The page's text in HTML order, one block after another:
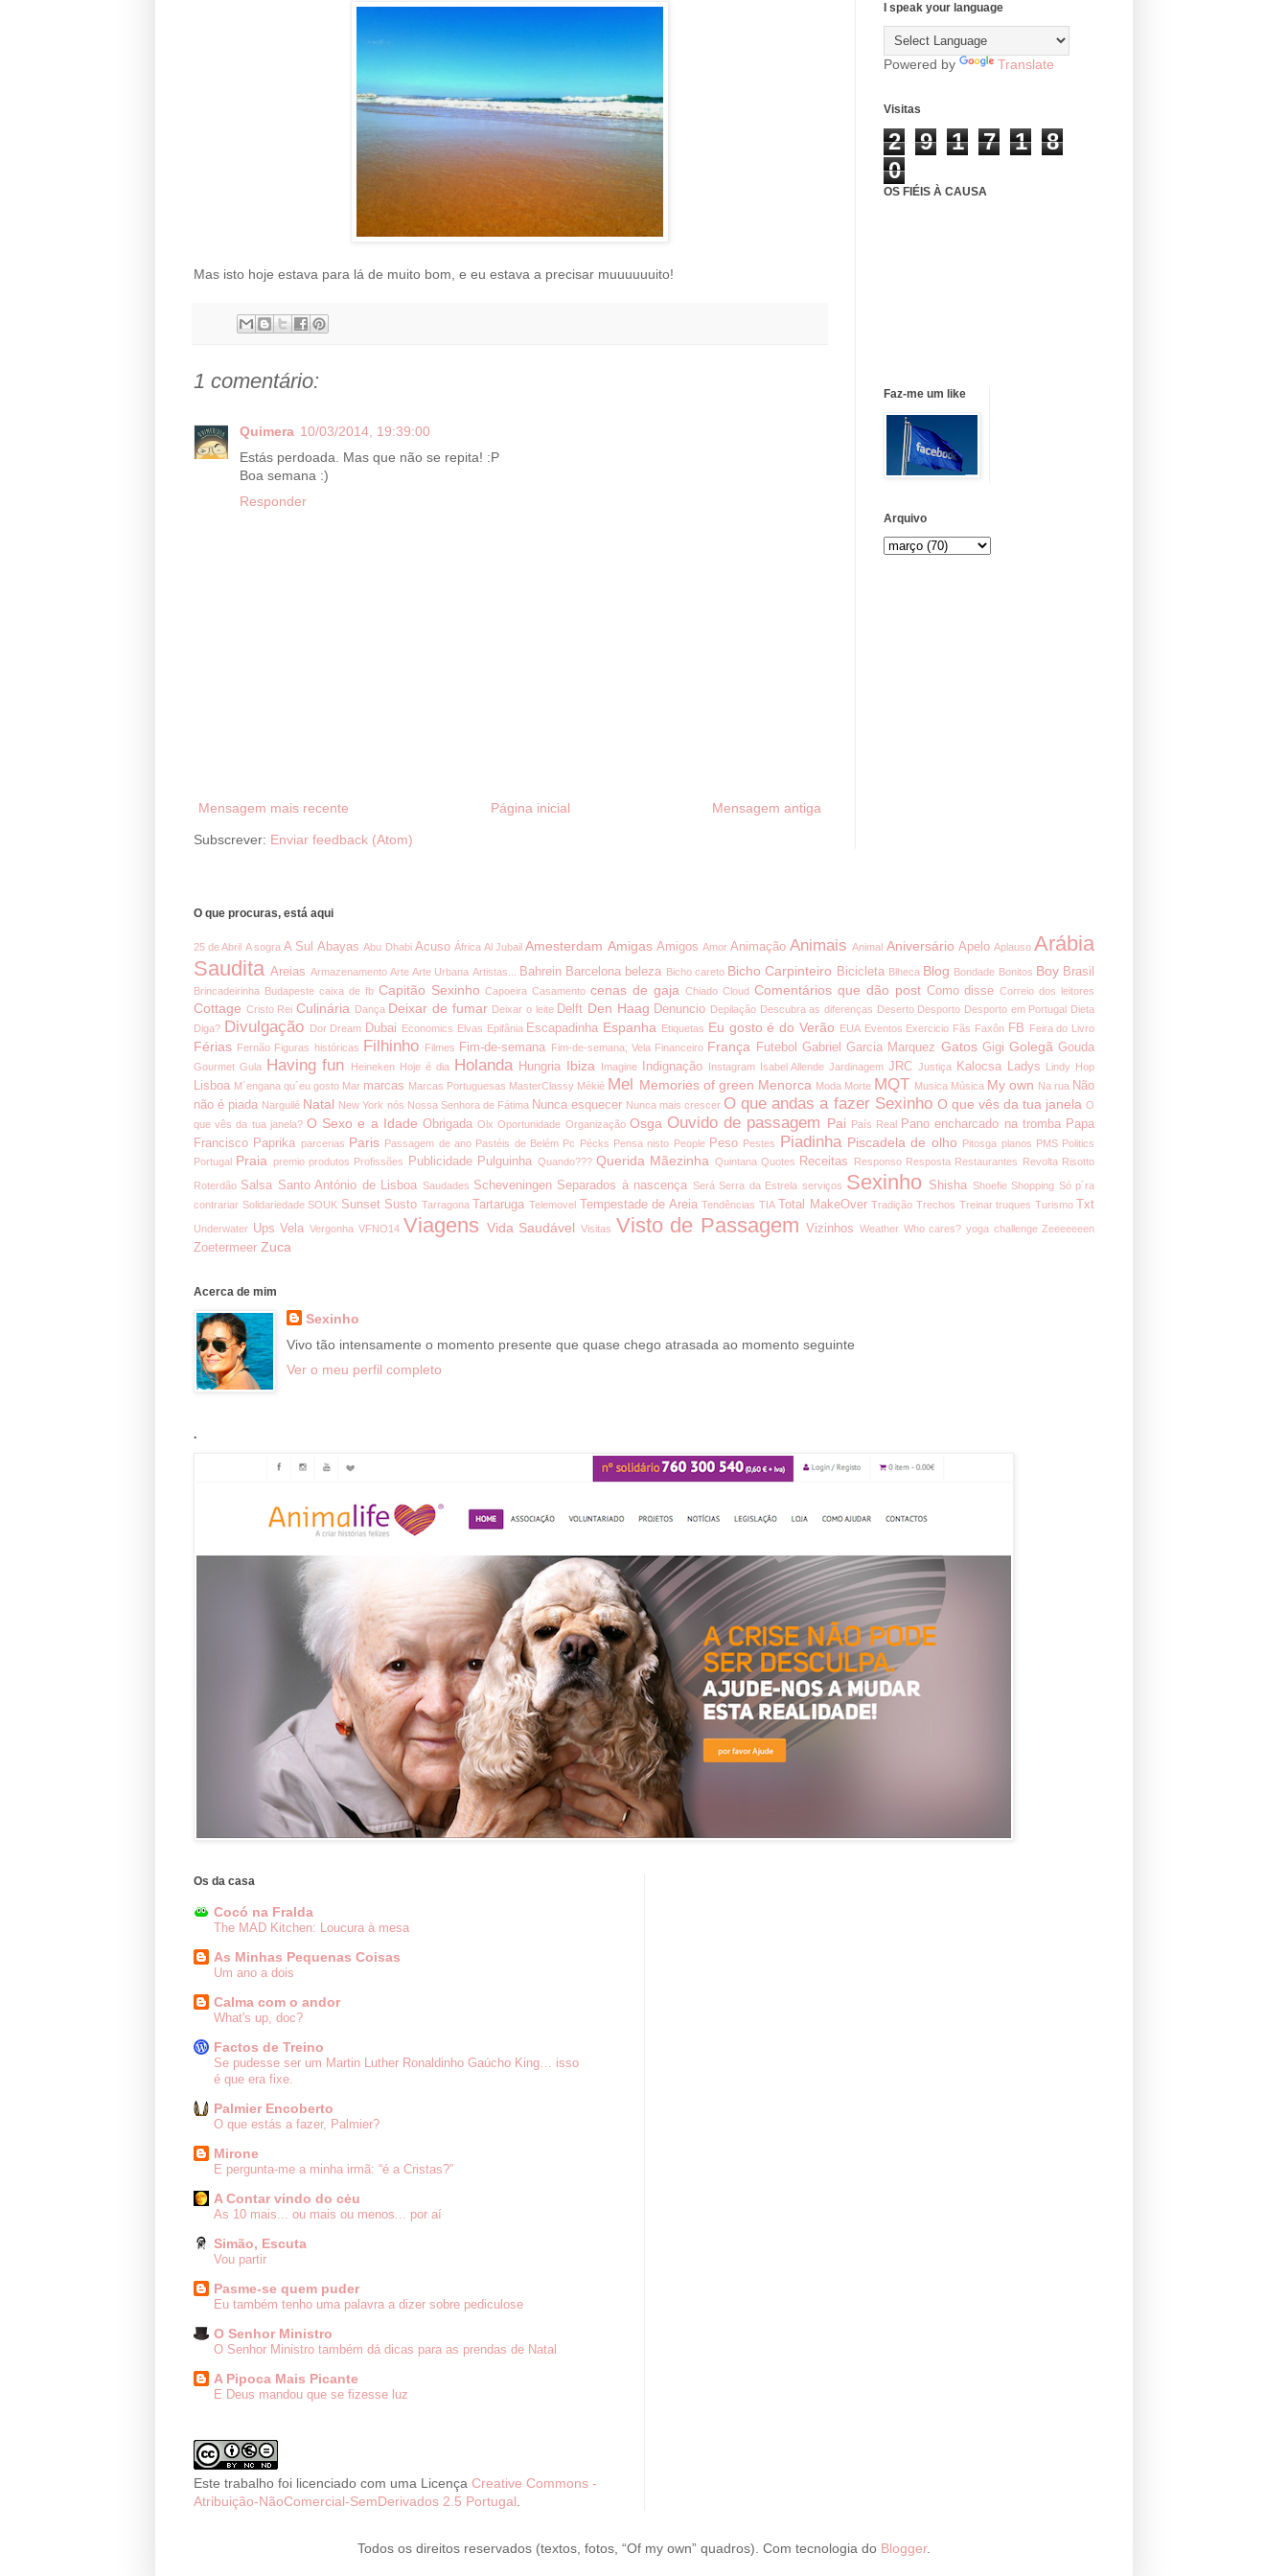
Mas isto hoje estava para lá de muito bom, e eu estava a precisar muuuuuuito!
1 comentário:
Quimera 10/03/2014, 19:39:00
Estás perdoada. Mas que não se repita! :P
Boa semana :)
Responder
Mensagem mais recente Mensagem antiga
Página inicial
Subscrever: Enviar feedback (Atom)
I speak your language
Powered by Translate
Visitas
2 9 1 7 1
8
0
OS FIÉIS À CAUSA
Faz-me um like
Arquivo
O que procuras, está aqui
25 de Abril A sogra A Sul Abayas Abu Dhabi Acuso África Al Jubail Amesterdam Amigas Amigos Amor Animação Animais Animal Aniversário Apelo Aplauso Arábia
Saudita Areias Armazenamento Arte Arte Urbana Artistas... Bahrein Barcelona beleza Bicho careto Bicho Carpinteiro Bicicleta Blheca Blog Bondade Bonitos Boy Brasil
Brincadeirinha Budapeste caixa de fb Capitão Sexinho Capoeira Casamento cenas de gaja Chiado Cloud Comentários que dão post Como disse Correio dos leitores
Cottage Cristo Rei Culinária Dança Deixar de fumar Deixar o leite Delft Den Haag Denuncio Depilação Descubra as diferenças Deserto Desporto Desporto em Portugal Dieta
Diga? Divulgação Dor Dream Dubai Economics Elvas Epifânia Escapadinha Espanha Etiquetas Eu gosto é do Verão EUA Eventos Exercicio Fãs Faxôn FB Feira do Livro
Férias Fernão Figuras históricas Filhinho Filmes Fim-de-semana Fim-de-semana; Vela Financeiro França Futebol Gabriel Garcia Marquez Gatos Gigi Golegã Gouda
Gourmet Gula Having fun Heineken Hoje é dia Holanda Hungria Ibiza Imagine Indignação Instagram Isabel Allende Jardinagem JRC Justiça Kalocsa Ladys Lindy Hop
Lisboa M´engana qu´eu gosto Mar marcas Marcas Portuguesas MasterClassy Mékié Mel Memories of green Menorca Moda Morte MQT Musica Música My own Na rua Não
não é piada Narguilé Natal New York nós Nossa Senhora de Fátima Nunca esquecer Nunca mais crescer O que andas a fazer Sexinho O que vês da tua janela O
que vês da tua janela? O Sexo e a Idade Obrigada Olx Oportunidade Organização Osga Ouvido de passagem Pai País Real Pano encharcado na tromba Papa
Francisco Paprika parcerias Paris Passagem de ano Pastéis de Belém Pc Pécks Pensa nisto People Peso Pestes Piadinha Piscadela de olho Pitosga planos PMS Politics
Portugal Praia premio produtos Profissões Publicidade Pulguinha Quando??? Querida Mãezinha Quintana Quotes Receitas Responso Resposta Restaurantes Revolta Risotto
Roterdão Salsa Santo António de Lisboa Saudades Scheveningen Separados à nascença Será Serra da Estrela serviços Sexinho Shisha Shoefie Shopping Só p´ra
contrariar Solidariedade SOUK Sunset Susto Tarragona Tartaruga Telemovel Tempestade de Areia Tendências TIA Total MakeOver Tradição Trechos Treinar truques Turismo Txt
Underwater Ups Vela Vergonha VFNO14 Viagens Vida Saudável Visitas Visto de Passagem Vizinhos Weather Who cares? yoga challenge Zeeeeeeen
Zoetermeer Zuca
Acerca de mim
Sexinho
Vivo tão intensamente o momento presente que quase chego atrasada ao momento seguinte
Ver o meu perfil completo
.
Os da casa
Cocó na Fralda
The MAD Kitchen: Loucura à mesa
As Minhas Pequenas Coisas
Um ano a dois
Calma com o andor
What's up, doc?
Factos de Treino
Se pudesse ser um Martin Luther Ronaldinho Gaúcho King… isso
é que era fixe.
Palmier Encoberto
O que estás a fazer, Palmier?
Mirone
E pergunta-me a minha irmã: “é a Cristas?”
A Contar vindo do cėu
As 10 mais... ou mais ou menos... por aí
Simão, Escuta
Vou partir
Pasme-se quem puder
Eu também tenho uma palavra a dizer sobre pediculose
O Senhor Ministro
O Senhor Ministro também dá dicas para as prendas de Natal
A Pipoca Mais Picante
E Deus mandou que se fizesse luz
Este trabalho foi licenciado com uma Licença Creative Commons -
Atribuição-NãoComercial-SemDerivados 2.5 Portugal
Todos os direitos reservados (textos, fotos, “Of my own” quadros). Com tecnologia do Blogger.